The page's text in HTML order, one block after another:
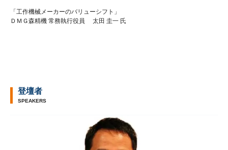
「工作機械メーカーのバリューシフト」
ＤＭＧ森精機 常務執行役員 太田 圭一 氏
登壇者
SPEAKERS